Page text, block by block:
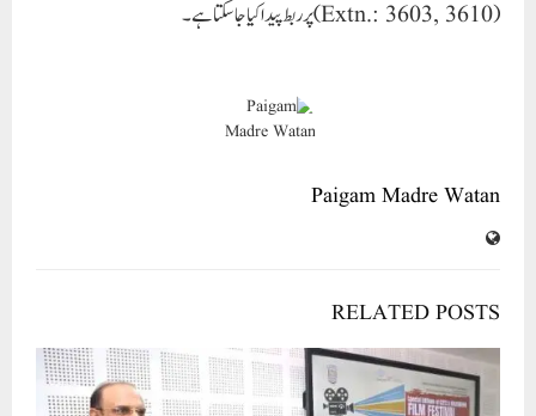
(Extn.: 3603, 3610) پر ربط پیدا کیا جاسکتا ہے۔
Paigam Madre Watan
RELATED POSTS